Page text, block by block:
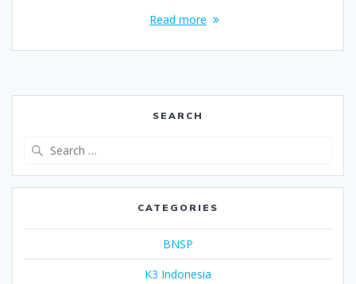
Read more
SEARCH
CATEGORIES
BNSP
K3 Indonesia